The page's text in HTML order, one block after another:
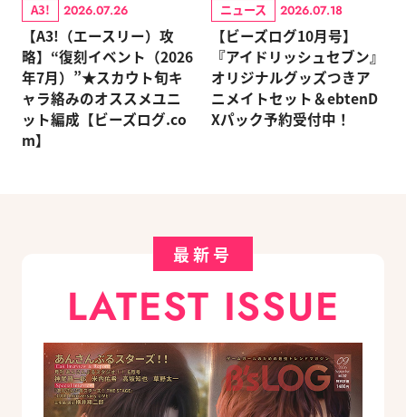
A3! 2026.07.26
【A3!（エースリー）攻
略】“復刻イベント（2026
年7月）”★スカウト旬キ
ャラ絡みのオススメユニ
ット編成【ビーズログ.co
m】
ニュース 2026.07.18
【ビーズログ10月号】
『アイドリッシュセブン』
オリジナルグッズつきア
ニメイトセット＆ebtenD
Xパック予約受付中！
最新号
LATEST ISSUE